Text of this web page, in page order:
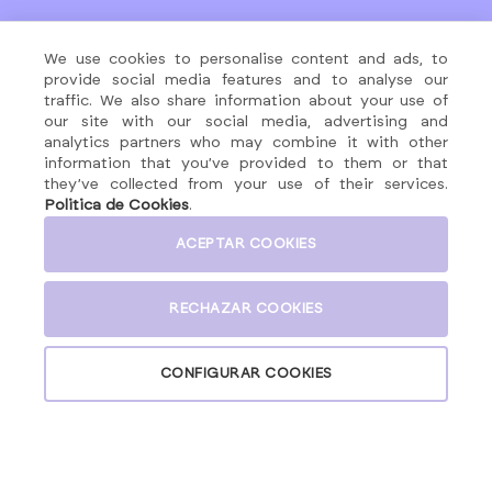
We use cookies to personalise content and ads, to
provide social media features and to analyse our
traffic. We also share information about your use of
our site with our social media, advertising and
analytics partners who may combine it with other
information that you’ve provided to them or that
they’ve collected from your use of their services.
Politica de Cookies.
ACEPTAR COOKIES
RECHAZAR COOKIES
CONFIGURAR COOKIES
About
Fórmulas
Contacto
Productos ATENCIÓN CLIENTES
info@nutralie.com
POLÍTICA DE COOKIES
POLÍTICA DE CONTRATACIÓN
POLÍTICA DE REDES SOCIALES